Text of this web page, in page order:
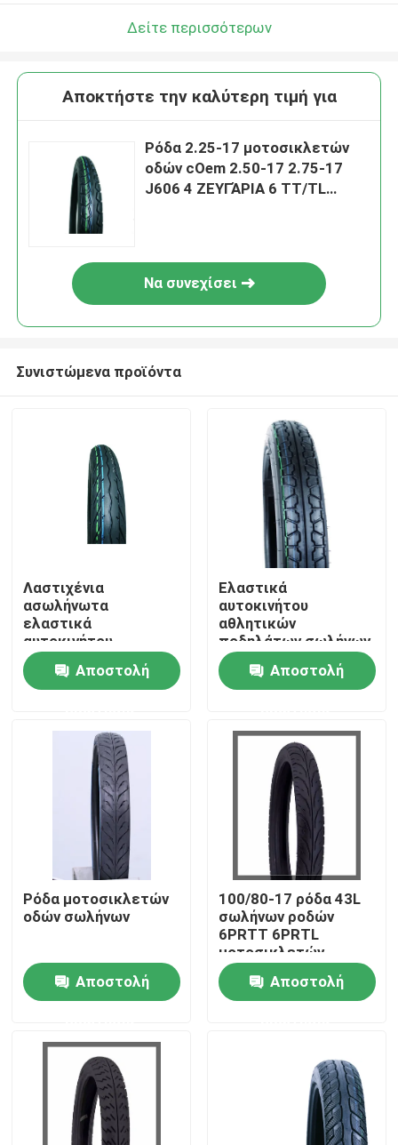
Σπίτι
Σχετικά με εμάς
Προϊόντα
Ρόδα σωλήνων μοτοσικλετών
Ρόδα μοτοσικλετών οδών
Από τη ρόδα οδικών μοτοσικλετών
Ρόδα μηχανικών δίκυκλων μοτοσικλετών
Ηλεκτρική ρόδα μοτοσικλετών
Δείτε περισσότερων
Αποκτήστε την καλύτερη τιμή για
Ρόδα 2.25-17 μοτοσικλετών
οδών cOem 2.50-17 2.75-17
J606 4 ΖΕΥΓΆΡΙΑ 6 TT/TL
Να συνεχίσει
Συνιστώμενα προϊόντα
Λαστιχένια
ασωλήνωτα
ελαστικά
αυτοκινήτου
μοτοσικλετών
Αποστολή
Ελαστικά
αυτοκινήτου
αθλητικών
ποδηλάτων σωλήνων
Αποστολή
Ρόδα μοτοσικλετών
οδών σωλήνων
Αποστολή
100/80-17 ρόδα 43L
σωλήνων ροδών
6PRTT 6PRTL
μοτοσικλετών
οδικών οδών 110/70-
17 J621Αποστολή